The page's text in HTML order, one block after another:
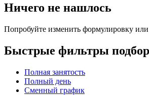
Ничего не нашлось
Попробуйте изменить формулировку
Быстрые фильтры
Полная занятость
Полный день
Сменный график